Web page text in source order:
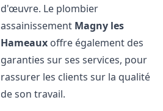
d'œuvre. Le plombier
assainissement Magny les
Hameaux offre également des
garanties sur ses services, pour
rassurer les clients sur la qualité
de son travail.